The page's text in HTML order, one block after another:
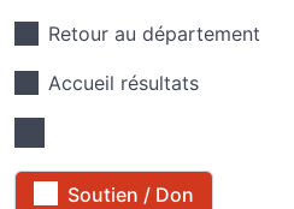
Retour au département
Accueil résultats
Soutien / Don